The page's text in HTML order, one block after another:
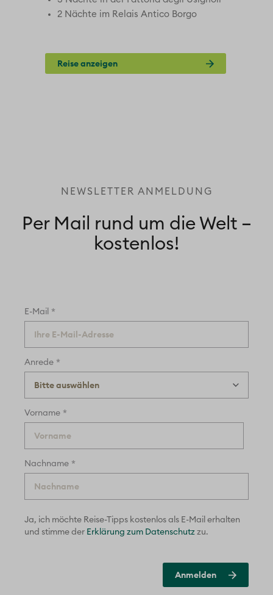
2 Nächte im Relais Antico Borgo
Reise anzeigen
NEWSLETTER ANMELDUNG
Per Mail rund um die Welt –
kostenlos!
E-Mail *
Anrede *
Vorname *
Nachname *
Ja, ich möchte Reise-Tipps kostenlos als E-Mail erhalten
und stimme der Erklärung zum Datenschutz zu.